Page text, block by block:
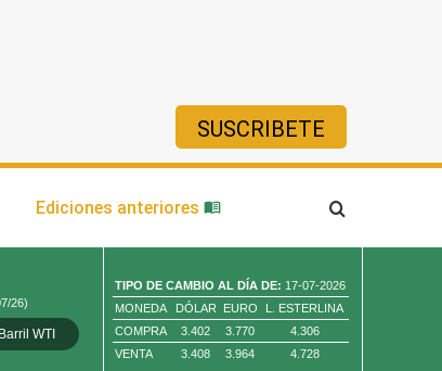
SUSCRIBETE
Ediciones anteriores
26)
WTI Oro 4,010.80 US $/ Oz. Tr.
TIPO DE CAMBIO AL DÍA DE: 17-07-2026
MONEDA
DÓLAR EURO
L. ESTERLINA
COMPRA
3.402 3.770
4.306
VENTA
3.408 3.964 4.728